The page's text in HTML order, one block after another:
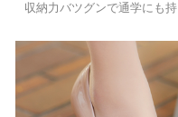
収納力バツグンで通学にも